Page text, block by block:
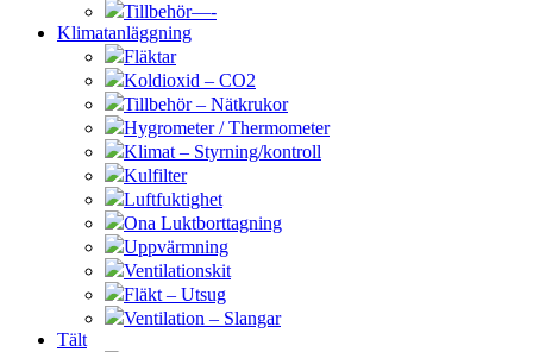
Tillbehör—-
Klimatanläggning
Fläktar
Koldioxid – CO2
Tillbehör – Nätkrukor
Hygrometer / Thermometer
Klimat – Styrning/kontroll
Kulfilter
Luftfuktighet
Ona Luktborttagning
Uppvärmning
Ventilationskit
Fläkt – Utsug
Ventilation – Slangar
Tält